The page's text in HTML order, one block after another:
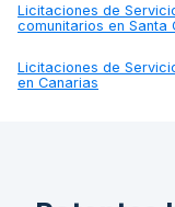
Licitaciones de
comunitarios en Santa
Licitaciones de
en Canarias